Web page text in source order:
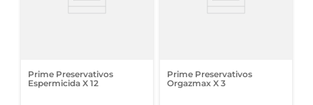
Prime Preservativos
Espermicida X 12
Prime Preservativos
Orgazmax X 3